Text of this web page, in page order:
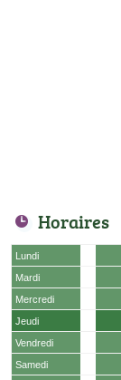
Horaires
Lundi
Mardi
Mercredi
Jeudi
Vendredi
Samedi